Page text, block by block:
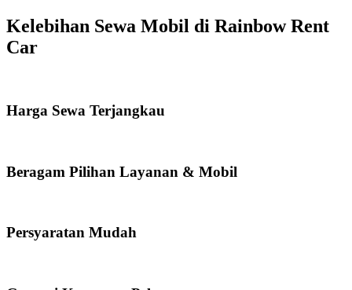
Kelebihan Sewa Mobil di Rainbow Rent
Car
Harga Sewa Terjangkau
Beragam Pilihan Layanan & Mobil
Persyaratan Mudah